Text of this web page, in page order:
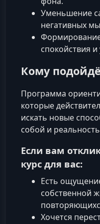
Уменьшение
негативных
спокойствия
Кому
Программа
которые
искать новые
собой и
Если вам
курс для вас:
Есть
собственной
Хочется